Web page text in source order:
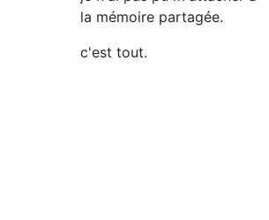
la mémoire partagée.
c'est tout.